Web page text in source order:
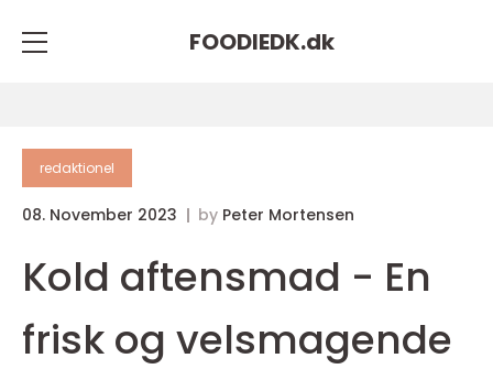
FOODIEDK.dk
redaktionel
08. November 2023 by Peter Mortensen
Kold aftensmad - En
frisk og velsmagende